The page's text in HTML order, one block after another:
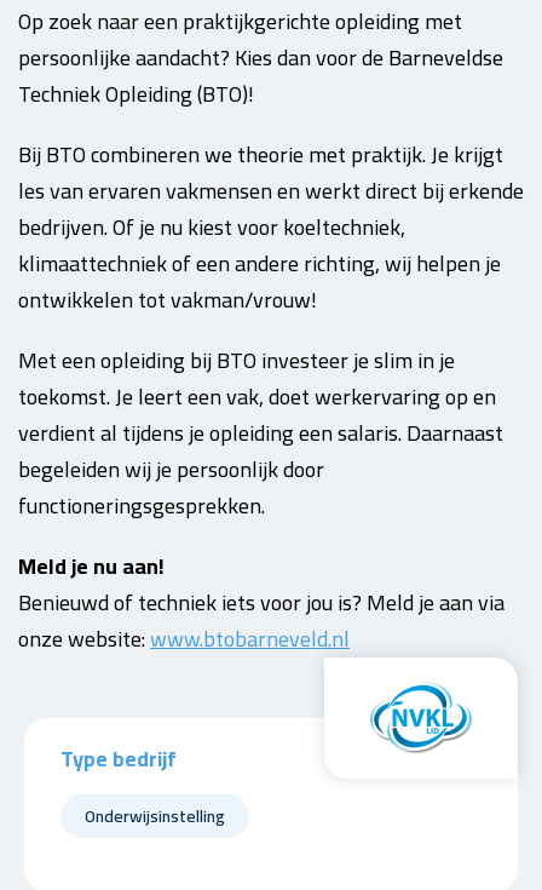
Op zoek naar een praktijkgerichte opleiding met
persoonlijke aandacht? Kies dan voor de Barneveldse
Techniek Opleiding (BTO)!
Bij BTO combineren we theorie met praktijk. Je krijgt
les van ervaren vakmensen en werkt direct bij erkende
bedrijven. Of je nu kiest voor koeltechniek,
klimaattechniek of een andere richting, wij helpen je
ontwikkelen tot vakman/vrouw!
Met een opleiding bij BTO investeer je slim in je
toekomst. Je leert een vak, doet werkervaring op en
verdient al tijdens je opleiding een salaris. Daarnaast
begeleiden wij je persoonlijk door
functioneringsgesprekken.
Meld je nu aan!
Benieuwd of techniek iets voor jou is? Meld je aan via
onze website:www.btobarneveld.nl
Type bedrijf
Onderwijsinstelling